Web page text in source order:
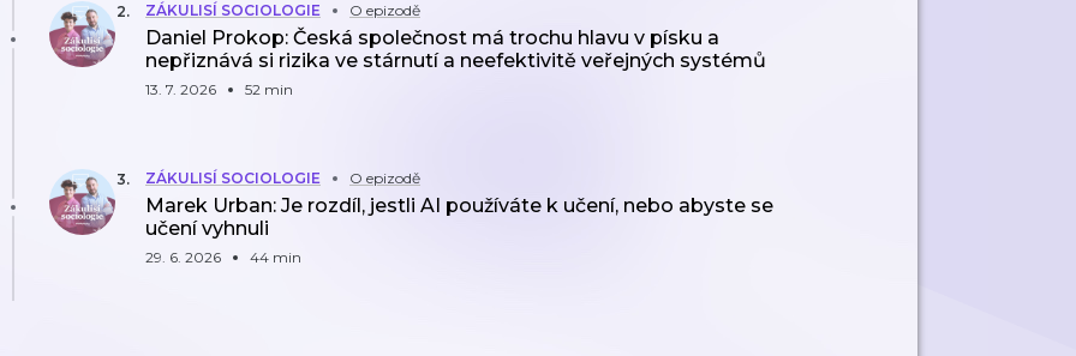
2. ZÁKULISÍ SOCIOLOGIE O epizodě
Daniel Prokop: Česká společnost má trochu hlavu v písku a
nepřiznává si rizika ve stárnutí a neefektivitě veřejných systémů
13. 7. 2026 52 min
3. ZÁKULISÍ SOCIOLOGIE O epizodě
Marek Urban: Je rozdíl, jestli AI používáte k učení, nebo abyste se
učení vyhnuli
29. 6. 2026 44 min